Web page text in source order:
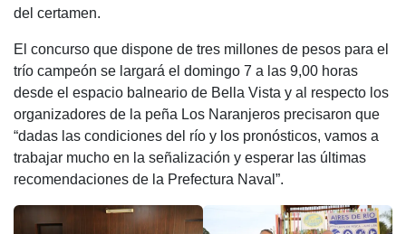
del certamen.
El concurso que dispone de tres millones de pesos para el
trío campeón se largará el domingo 7 a las 9,00 horas
desde el espacio balneario de Bella Vista y al respecto los
organizadores de la peña Los Naranjeros precisaron que
“dadas las condiciones del río y los pronósticos, vamos a
trabajar mucho en la señalización y esperar las últimas
recomendaciones de la Prefectura Naval”.